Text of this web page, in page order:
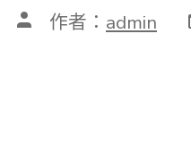
文 作者： admin